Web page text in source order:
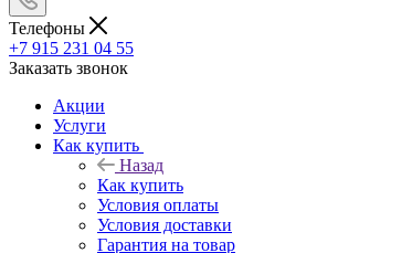
Телефоны
+7 915 231 04 55
Заказать звонок
Акции
Услуги
Как купить
Назад
Как купить
Условия оплаты
Условия доставки
Гарантия на товар